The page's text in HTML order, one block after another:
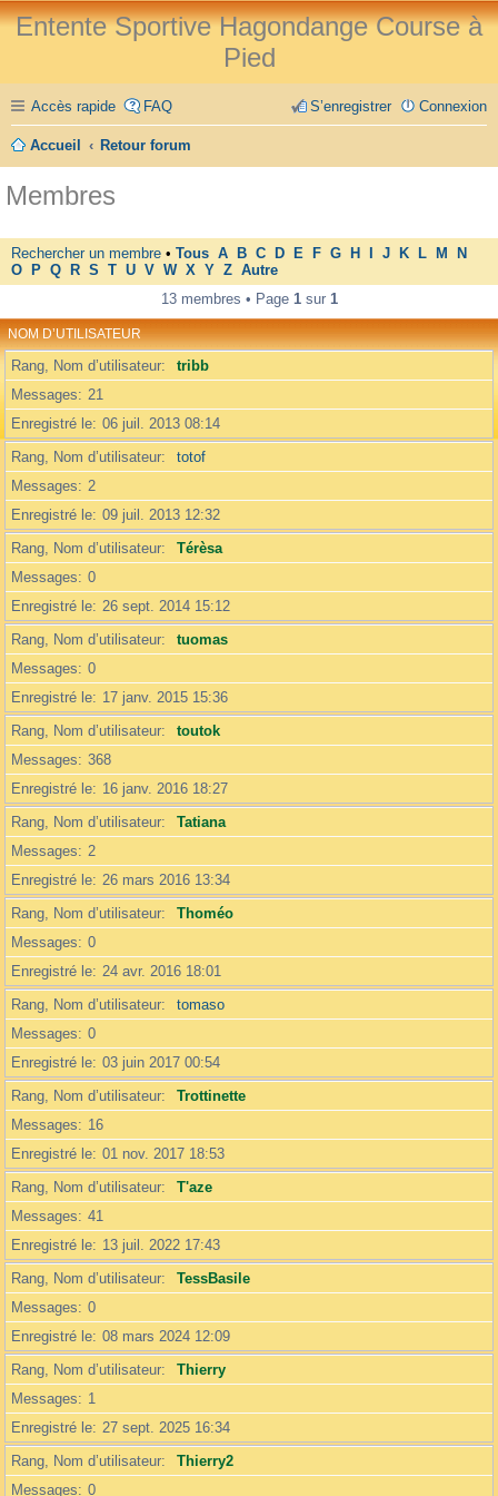
Entente Sportive Hagondange Course à
Pied
Accès rapide FAQ Connexion
S’enregistrer
Accueil Retour forum
Membres
Rechercher un membre • Tous A B C D E F G H J K L M
N
O
P Q R S T U V W X Y Z Autre
13 membres • Page 1sur 1
NOM D’UTILISATEUR
Rang, Nom d’utilisateur
tribb
Messages
21
Enregistré le 06 juil. 2013 08:14
Rang, Nom d’utilisateur
totof
Messages
2
Enregistré le 09 juil. 2013 12:32
Rang, Nom d’utilisateur
Térèsa
Messages
0
Enregistré le 26 sept. 2014 15:12
Rang, Nom d’utilisateur
tuomas
Messages
0
Enregistré le
17 janv. 2015 15:36
Rang, Nom d’utilisateur
toutok
Messages
368
Enregistré le
16 janv. 2016 18:27
Rang, Nom d’utilisateur
Tatiana
Messages
2
Enregistré le 26 mars 2016 13:34
Rang, Nom d’utilisateur
Thoméo
Messages
0
Enregistré le 24 avr. 2016 18:01
Rang, Nom d’utilisateur
tomaso
Messages
0
Enregistré le 03 juin 2017 00:54
Rang, Nom d’utilisateur
Trottinette
Messages
16
Enregistré le 01 nov. 2017 18:53
Rang, Nom d’utilisateur
T'aze
Messages
41
Enregistré le
13 juil. 2022 17:43
Rang, Nom d’utilisateur
TessBasile
Messages
0
Enregistré le 08 mars 2024 12:09
Rang, Nom d’utilisateur
Thierry
Messages
1
Enregistré le 27 sept. 2025 16:34
Rang, Nom d’utilisateur
Thierry2
Messages
0